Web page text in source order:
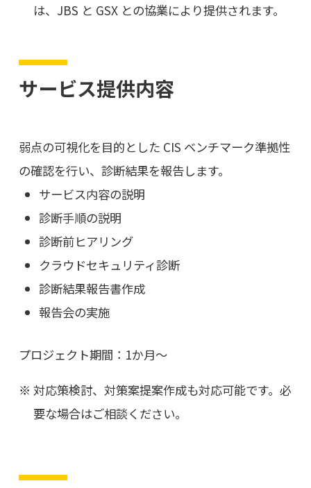
は、JBS と GSX との協業により提供されます。
サービス提供内容
弱点の可視化を目的とした CIS ベンチマーク準拠性
の確認を行い、診断結果を報告します。
サービス内容の説明
診断手順の説明
診断前ヒアリング
クラウドセキュリティ診断
診断結果報告書作成
報告会の実施
プロジェクト期間：1か月～
対応策検討、対策案提案作成も対応可能です。必
要な場合はご相談ください。